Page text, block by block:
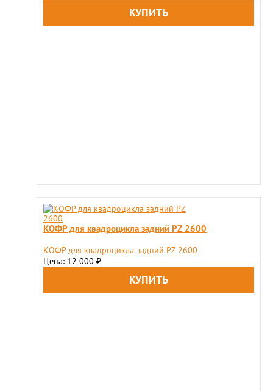
КОФР для квадроцикла задний PZ 2600
КОФР для квадроцикла задний PZ 2600
Цена: 12 000 ₽